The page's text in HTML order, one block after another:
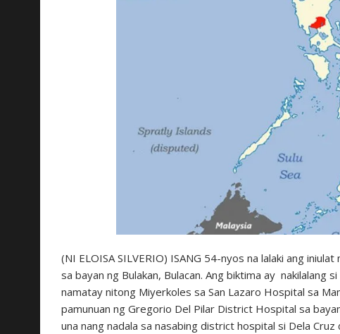
(NI ELOISA SILVERIO) ISANG 54-nyos na lalaki ang
sa bayan ng Bulakan, Bulacan. Ang biktima ay nakilalang
namatay nitong Miyerkoles sa San Lazaro Hospital sa
pamunuan ng Gregorio Del Pilar District Hospital sa
una nang nadala sa nasabing district hospital si Dela